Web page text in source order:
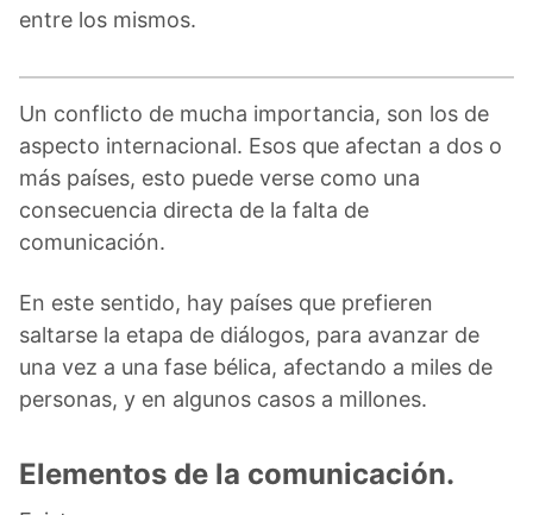
entre los mismos.
Un conflicto de mucha importancia, son los de
aspecto internacional. Esos que afectan a dos o
más países, esto puede verse como una
consecuencia directa de la falta de
comunicación.
En este sentido, hay países que prefieren
saltarse la etapa de diálogos, para avanzar de
una vez a una fase bélica, afectando a miles de
personas, y en algunos casos a millones.
Elementos de la comunicación.